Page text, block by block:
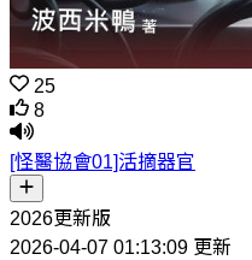
25
8
[怪醫協會01]活摘器官
2026更新版
2026-04-07 01:13:09 更新